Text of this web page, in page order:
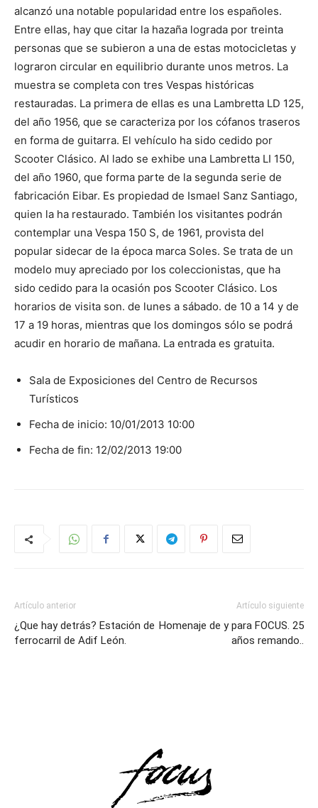
alcanzó una notable popularidad entre los españoles.
Entre ellas, hay que citar la hazaña lograda por treinta
personas que se subieron a una de estas motocicletas y
lograron circular en equilibrio durante unos metros. La
muestra se completa con tres Vespas históricas
restauradas. La primera de ellas es una Lambretta LD 125,
del año 1956, que se caracteriza por los cófanos traseros
en forma de guitarra. El vehículo ha sido cedido por
Scooter Clásico. Al lado se exhibe una Lambretta LI 150,
del año 1960, que forma parte de la segunda serie de
fabricación Eibar. Es propiedad de Ismael Sanz Santiago,
quien la ha restaurado. También los visitantes podrán
contemplar una Vespa 150 S, de 1961, provista del
popular sidecar de la época marca Soles. Se trata de un
modelo muy apreciado por los coleccionistas, que ha
sido cedido para la ocasión pos Scooter Clásico. Los
horarios de visita son. de lunes a sábado. de 10 a 14 y de
17 a 19 horas, mientras que los domingos sólo se podrá
acudir en horario de mañana. La entrada es gratuita.
Sala de Exposiciones del Centro de Recursos
Turísticos
Fecha de inicio: 10/01/2013 10:00
Fecha de fin: 12/02/2013 19:00
Artículo anterior
¿Que hay detrás? Estación de
ferrocarril de Adif León.
Artículo siguiente
Homenaje de y para FOCUS. 25
años remando..